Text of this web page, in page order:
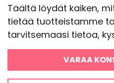
Täältä löydät kaiken,
tietää tuotteistamme
tarvitsemaasi tietoa,
VARAA